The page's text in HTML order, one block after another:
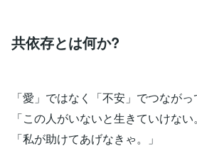
共依存とは何か?
「愛」ではなく「不安」でつなが
「この人がいないと生きていけない
「私が助けてあげなきゃ。」